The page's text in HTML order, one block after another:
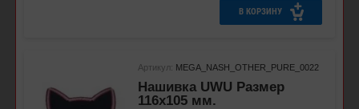
В КОРЗИНУ
Артикул: MEGA_NASH_OTHER_PURE_0022
Нашивка UWU Размер
116х105 мм.